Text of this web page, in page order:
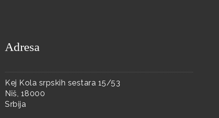
Adresa
Kej Kola srpskih sestara 15/53
Niš, 18000
Srbija